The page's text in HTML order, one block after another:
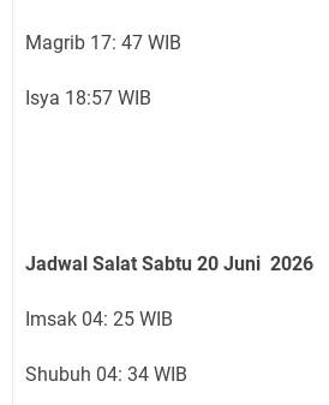
Magrib 17: 47 WIB
Isya 18:57 WIB
Jadwal Salat Sabtu 20 Juni 2026
Imsak 04: 25 WIB
Shubuh 04: 34 WIB